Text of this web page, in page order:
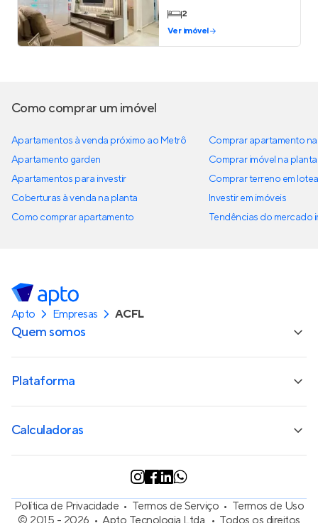
2
Ver imóvel
Como comprar um imóvel
Apartamentos à venda próximo ao Metrô
Apartamento garden
Apartamentos para investir
Coberturas à venda na planta
Como comprar apartamento
Comprar apartamento
Comprar imóvel na planta
Comprar terreno em
Investir em imóveis
Tendências do mercado
Apto Empresas ACFL
Quem somos
Plataforma
Calculadoras
Política de Privacidade Termos de Serviço
Termos de Uso
© 2015 - 2026
Apto Tecnologia Ltda. Todos os direitos